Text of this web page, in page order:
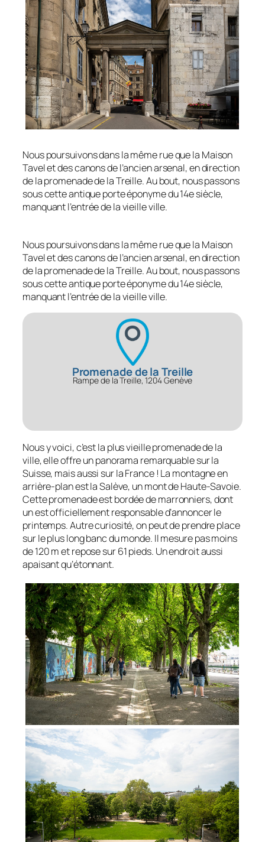
Nous poursuivons dans la même rue que la Maison
Tavel et des canons de l’ancien arsenal, en direction
de la promenade de la Treille. Au bout, nous passons
sous cette antique porte éponyme du 14e siècle,
manquant l’entrée de la vieille ville.
Nous poursuivons dans la même rue que la Maison
Tavel et des canons de l’ancien arsenal, en direction
de la promenade de la Treille. Au bout, nous passons
sous cette antique porte éponyme du 14e siècle,
manquant l’entrée de la vieille ville.
Promenade de la Treille
Rampe de la Treille, 1204 Genève
Nous y voici, c’est la plus vieille promenade de la
ville, elle offre un panorama remarquable sur la
Suisse, mais aussi sur la France ! La montagne en
arrière-plan est la Salève, un mont de Haute-Savoie.
Cette promenade est bordée de marronniers, dont
un est officiellement responsable d’annoncer le
printemps. Autre curiosité, on peut de prendre place
sur le plus long banc du monde. Il mesure pas moins
de 120 m et repose sur 61 pieds. Un endroit aussi
apaisant qu’étonnant.